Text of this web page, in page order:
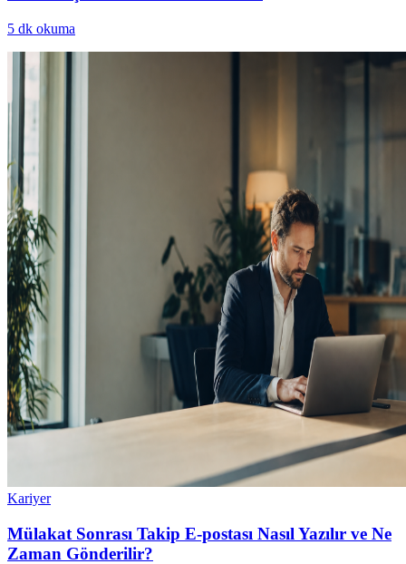
5 dk okuma
Kariyer
Mülakat Sonrası Takip E-postası Nasıl Yazılır ve Ne
Zaman Gönderilir?